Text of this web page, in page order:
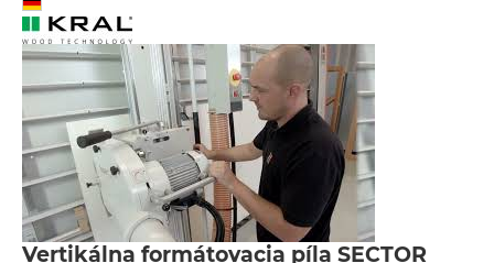
Vertikálna formátovacia píla SECTOR